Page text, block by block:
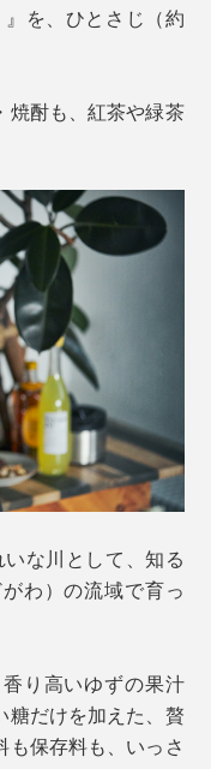
』を、ひとさじ（約
焼酎も、紅茶や緑茶
いな川として、知る
わ）の流域で育っ
り高いゆずの果汁
糖だけを加えた、贅
保存料も、いっさ